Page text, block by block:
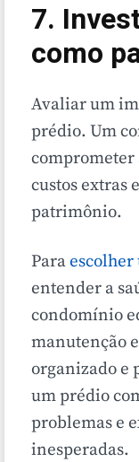
7.
como
Avaliar um
prédio. Um
custos extras
patrimônio.
Para
entender a
condomínio
manutenção
organizado e
um prédio
problemas e
inesperadas.